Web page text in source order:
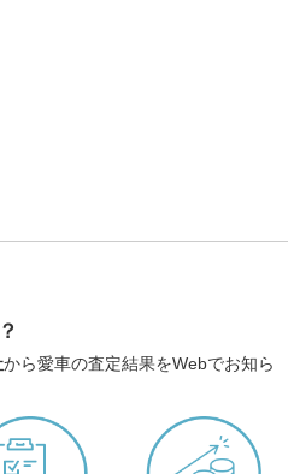
から愛車の査定結果をWebでお知ら